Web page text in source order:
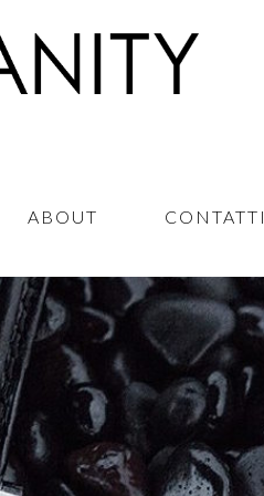
ABOUT CONTATTI